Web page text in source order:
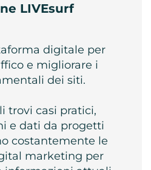
LIVEsurf
digitale per
e migliorare i
dei siti.
trovi casi pratici,
e dati da progetti
costantemente le
marketing per